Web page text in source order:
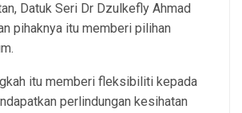
Datuk Seri Dr Dzulkefly Ahmad
pihaknya itu memberi pilihan
itu memberi fleksibiliti kepada
perlindungan kesihatan